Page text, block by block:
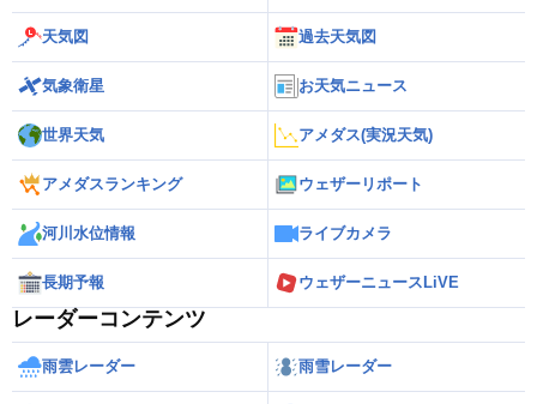
天気図 過去天気図
気象衛星 お天気ニュース
世界天気 アメダス(実況天気)
アメダスランキング ウェザーリポート
河川水位情報 ライブカメラ
長期予報 ウェザーニュースLiVE
レーダーコンテンツ
雨雲レーダー 雨雪レーダー